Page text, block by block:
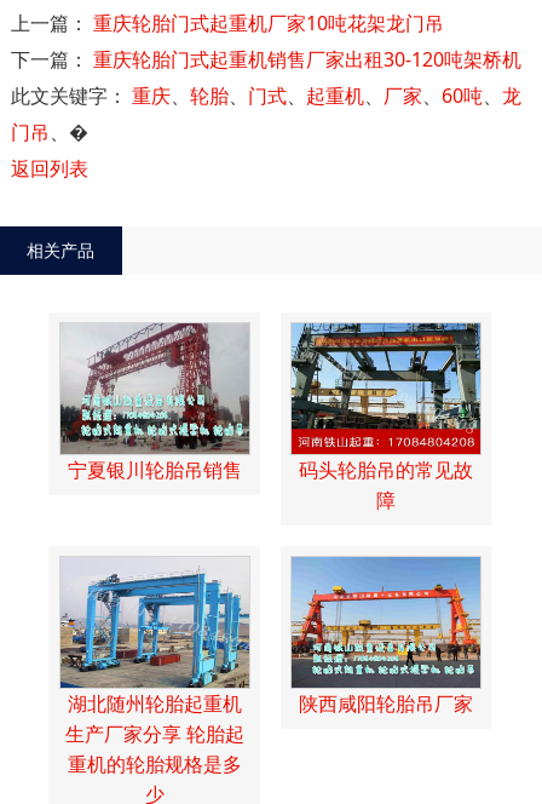
上一篇： 重庆轮胎门式起重机厂家10吨花架龙门吊
下一篇： 重庆轮胎门式起重机销售厂家出租30-120吨架桥机
此文关键字： 重庆、 轮胎、 门式、 起重机、 厂家、 60吨、 龙
门吊、 �
返回列表
相关产品
宁夏银川轮胎吊销售
码头轮胎吊的常见故
障
湖北随州轮胎起重机
生产厂家分享 轮胎起
重机的轮胎规格是多
少
陕西咸阳轮胎吊厂家